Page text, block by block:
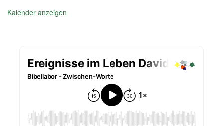
Kalender anzeigen